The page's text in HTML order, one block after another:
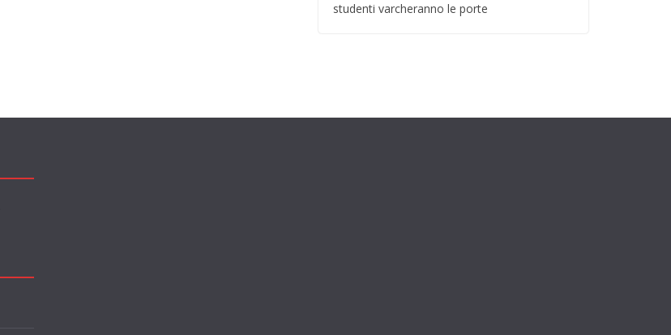
studenti varcheranno le porte